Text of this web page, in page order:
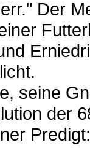
Der
seine
der
Predigt: